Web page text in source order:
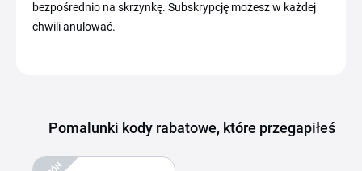
bezpośrednio na skrzynkę. Subskrypcję możesz w każdej
chwili anulować.
Pomalunki kody rabatowe, które przegapiłeś